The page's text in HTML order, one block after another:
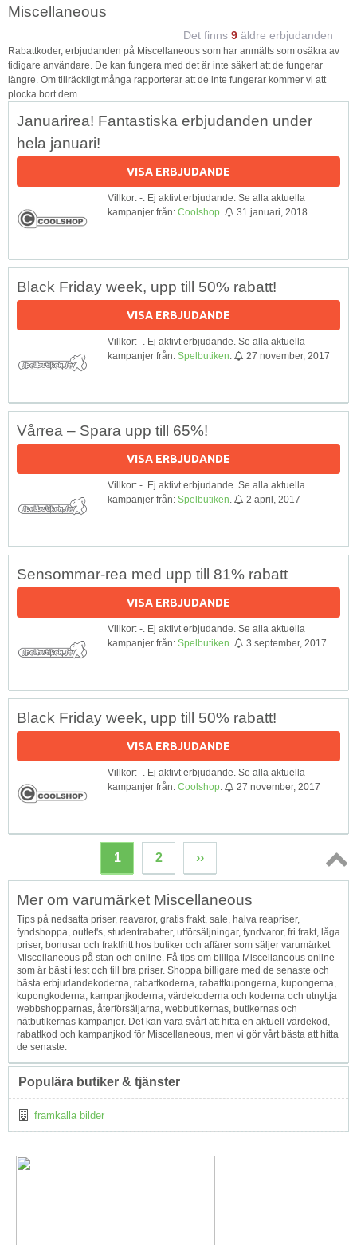
Miscellaneous
Det finns 9 äldre erbjudanden
Rabattkoder, erbjudanden på Miscellaneous som har anmälts som osäkra av
tidigare användare. De kan fungera med det är inte säkert att de fungerar
längre. Om tillräckligt många rapporterar att de inte fungerar kommer vi att
plocka bort dem.
Januarirea! Fantastiska erbjudanden under
hela januari!
VISA ERBJUDANDE
Villkor: -. Ej aktivt erbjudande. Se alla aktuella
kampanjer från: Coolshop 31 januari, 2018
Black Friday week, upp till 50% rabatt!
VISA ERBJUDANDE
Villkor: -. Ej aktivt erbjudande. Se alla aktuella
kampanjer från: Spelbutiken 27 november, 2017
Vårrea – Spara upp till 65%!
VISA ERBJUDANDE
Villkor: -. Ej aktivt erbjudande. Se alla aktuella
kampanjer från: Spelbutiken 2 april, 2017
Sensommar-rea med upp till 81% rabatt
VISA ERBJUDANDE
Villkor: -. Ej aktivt erbjudande. Se alla aktuella
kampanjer från: Spelbutiken 3 september, 2017
Black Friday week, upp till 50% rabatt!
VISA ERBJUDANDE
Villkor: -. Ej aktivt erbjudande. Se alla aktuella
kampanjer från: Coolshop 27 november, 2017
1 2 ››
Topp
Mer om varumärket Miscellaneous
Tips på nedsatta priser, reavaror, gratis frakt, sale, halva reapriser,
fyndshoppa, outlet's, studentrabatter, utförsäljningar, fyndvaror, fri frakt, låga
priser, bonusar och fraktfritt hos butiker och affärer som säljer varumärket
Miscellaneous på stan och online. Få tips om billiga Miscellaneous online
som är bäst i test och till bra priser. Shoppa billigare med de senaste och
bästa erbjudandekoderna, rabattkoderna, rabattkupongerna, kupongerna,
kupongkoderna, kampanjkoderna, värdekoderna och koderna och utnyttja
webbshopparnas, återförsäljarna, webbutikernas, butikernas och
nätbutikernas kampanjer. Det kan vara svårt att hitta en aktuell värdekod,
rabattkod och kampanjkod för Miscellaneous, men vi gör vårt bästa att hitta
de senaste.
Populära butiker & tjänster
framkalla bilder